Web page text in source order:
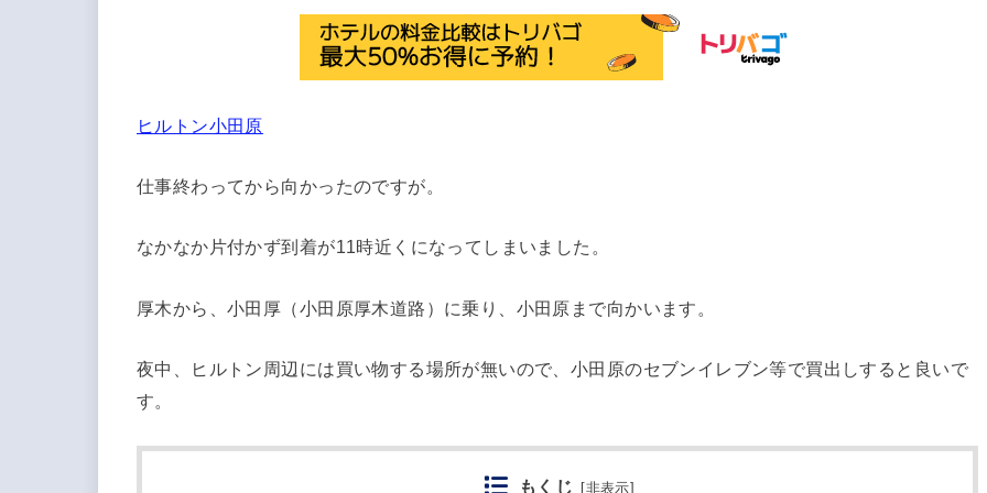
ヒルトン小田原
仕事終わってから向かったのですが。
なかなか片付かず到着が11時近くになってしまいました。
厚木から、小田厚（小田原厚木道路）に乗り、小田原まで向かいます。
夜中、ヒルトン周辺には買い物する場所が無いので、小田原のセブンイレブン等で買出しすると良いで
す。
もくじ 非表示